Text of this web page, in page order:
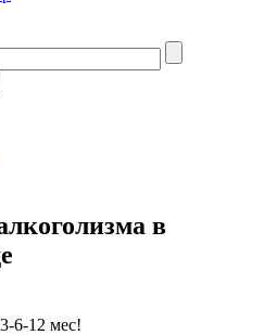
в
6-12 мес!